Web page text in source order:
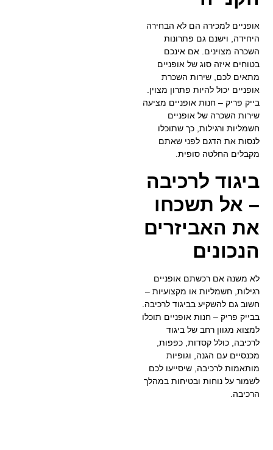
אופניים למכירה הם לא הבחירה
היחידה, וישנם גם פתרונות
השכרה מצוינים. אם אינכם
בטוחים איזה סוג של אופניים
מתאים לכם, שירות השכרת
אופניים יכול להיות פתרון מצוין.
בייק פריק – חנות אופניים מציעה
שירות השכרה של אופניים
חשמליות ורגילות, כך שתוכלו
לנסות את הדגם לפני שאתם
מקבלים החלטה סופית.
ביגוד לרכיבה
– אל תשכחו
את האביזרים
הנכונים
לא משנה אם רכשתם אופניים
רגילות, חשמליות או מקצועיות –
חשוב גם להשקיע בביגוד לרכיבה.
בבייק פריק – חנות אופניים תוכלו
למצוא מגוון רחב של ביגוד
לרכיבה, כולל קסדות, כפפות,
מכנסיים עם הגנה, וגופיות
מותאמות לרכיבה, שיסייעו לכם
לשמור על נוחות ובטיחות במהלך
הרכיבה.